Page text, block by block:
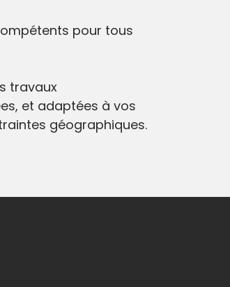
pour tous
travaux
et adaptées à vos
géographiques.